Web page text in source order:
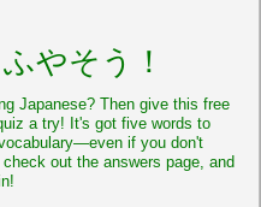
やそう！
Japanese? Then give this free
a try! It's got five words to
if you don't
out the answers page, and